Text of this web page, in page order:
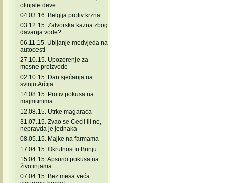
olinjale deve
04.03.16. Belgija protiv krzna
03.12.15. Zatvorska kazna zbog
davanja vode?
06.11.15. Ubijanje medvjeda na
autocesti
27.10.15. Upozorenje za
mesne proizvode
02.10.15. Dan sjećanja na
svinju Arčija
14.08.15. Protiv pokusa na
majmunima
12.08.15. Utrke magaraca
31.07.15. Zvao se Cecil ili ne,
nepravda je jednaka
08.05.15. Majke na farmama
17.04.15. Okrutnost u Brinju
15.04.15. Apsurdi pokusa na
životinjama
07.04.15. Bez mesa veća